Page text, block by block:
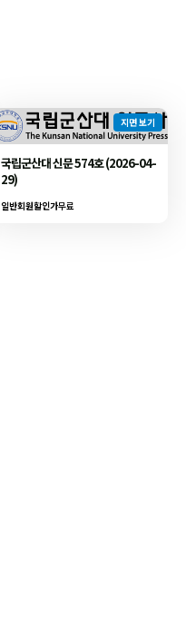
지면 보기
국립군산대 신문 574호 (2026-04-
29)
일반회원할인가무료